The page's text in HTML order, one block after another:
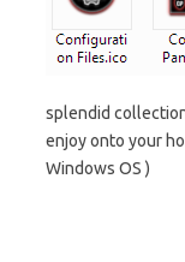
splendid
enjoy onto your
Windows OS )